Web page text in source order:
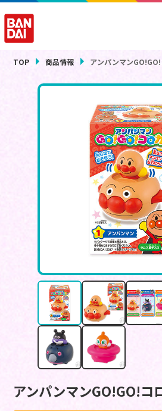
TOP 商品情報 アンパンマン
アンパンマンGO!GO!コ